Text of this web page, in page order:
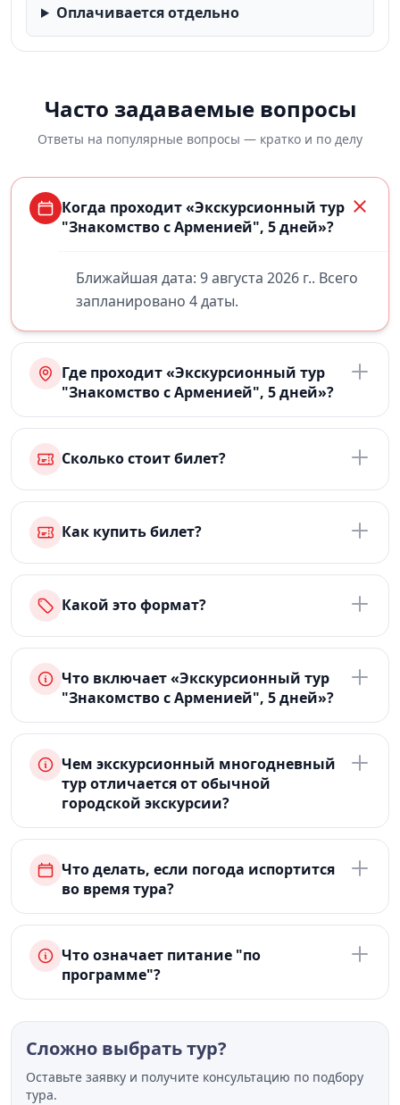
Оплачивается отдельно
Часто задаваемые вопросы
Ответы на популярные вопросы — кратко и по делу
Когда проходит «Экскурсионный тур
"Знакомство с Арменией", 5 дней»?
Ближайшая дата: 9 августа 2026 г.. Всего
запланировано 4 даты.
Где проходит «Экскурсионный тур
"Знакомство с Арменией", 5 дней»?
Сколько стоит билет?
Как купить билет?
Какой это формат?
Что включает «Экскурсионный тур
"Знакомство с Арменией", 5 дней»?
Чем экскурсионный многодневный
тур отличается от обычной
городской экскурсии?
Что делать, если погода испортится
во время тура?
Что означает питание "по
программе"?
Сложно выбрать тур?
Оставьте заявку и получите консультацию по подбору
тура.